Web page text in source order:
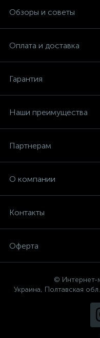
Обзоры и советы
Оплата и доставка
Гарантия
Наши преимущества
Партнерам
О компании
Контакты
Оферта
© Интернет-
Украина, Полтавская